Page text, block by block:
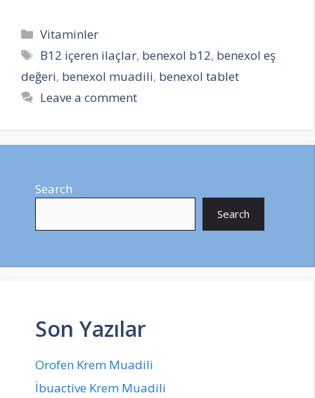
Categories
Vitaminler
Tags
B12 içeren ilaçlar, benexol b12, benexol eş
değeri, benexol muadili, benexol tablet
Leave a comment
Search
Search
Son Yazılar
Orofen Krem Muadili
İbuactive Krem Muadili